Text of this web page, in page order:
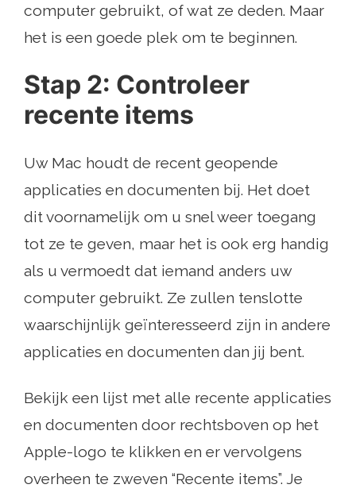
computer gebruikt, of wat ze deden. Maar
het is een goede plek om te beginnen.
Stap 2: Controleer
recente items
Uw Mac houdt de recent geopende
applicaties en documenten bij. Het doet
dit voornamelijk om u snel weer toegang
tot ze te geven, maar het is ook erg handig
als u vermoedt dat iemand anders uw
computer gebruikt. Ze zullen tenslotte
waarschijnlijk geïnteresseerd zijn in andere
applicaties en documenten dan jij bent.
Bekijk een lijst met alle recente applicaties
en documenten door rechtsboven op het
Apple-logo te klikken en er vervolgens
overheen te zweven “Recente items”. Je